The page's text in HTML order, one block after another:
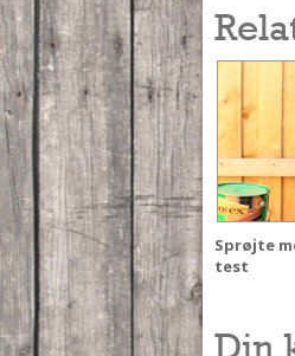
Sprøjte
test
Din